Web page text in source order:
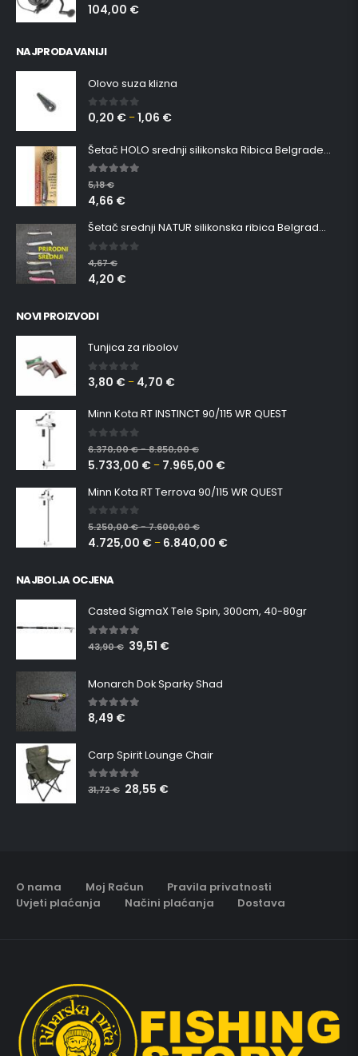
0out of 5
104,00 €
NAJPRODAVANIJI
Olovo suza klizna
0 out of 5
0,20 € –1,06 €
Šetač HOLO srednji silikonska Ribica Belgrade Walker
5.00out of 5
5,18€
4,66 €
Šetač srednji NATUR silikonska ribica Belgrade Walker
0 out of 5
4,67€
4,20 €
NOVI PROIZVODI
Tunjica za ribolov
0 out of 5
3,80 € – 4,70 €
Minn Kota RT INSTINCT 90/115 WR QUEST
0 out of 5
6.370,00€–8.850,00€
5.733,00 € – 7.965,00 €
Minn Kota RT Terrova 90/115 WR QUEST
0 out of 5
5.250,00€–7.600,00€
4.725,00 € – 6.840,00 €
NAJBOLJA OCJENA
Casted SigmaX Tele Spin, 300cm, 40-80gr
5.00 out of 5
43,90€ 39,51 €
Monarch Dok Sparky Shad
5.00 out of 5
8,49 €
Carp Spirit Lounge Chair
5.00 out of 5
31,72€ 28,55 €
O nama Moj Račun
Pravila privatnosti
Uvjeti plaćanja
Načini plaćanja Dostava